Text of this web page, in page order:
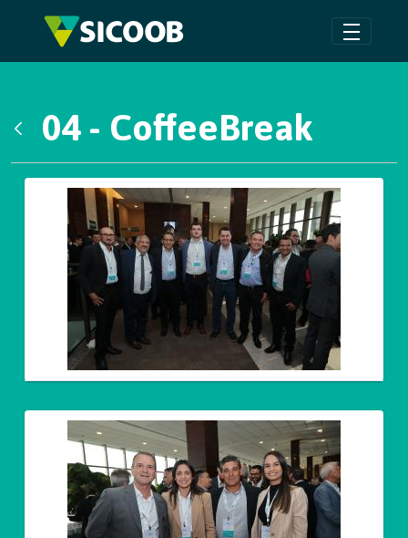
Pular para o Conteúdo principal
04 - CoffeeBreak
Galeria de Mídias